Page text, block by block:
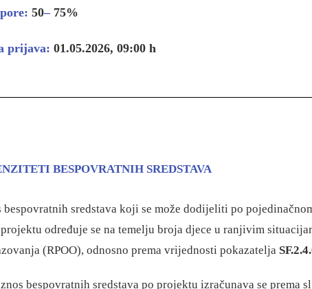
50– 75%
prijava: 01.05.2026, 09:00 h
BESPOVRATNIH SREDSTAVA
sredstava koji se može dodijeliti po
određuje se na temelju broja djece u ranjivim
(RPOO), odnosno prema vrijednosti pokazatelja
bespovratnih sredstava po projektu izračunava se prema